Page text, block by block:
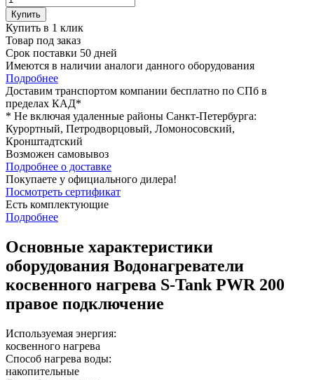
Купить
Купить в 1 клик
Товар под заказ
Срок поставки 50 дней
Имеются в наличии аналоги данного оборудования
Подробнее
Доставим транспортом компании бесплатно по СПб в
пределах КАД*
* Не включая удаленные районы Санкт-Петербурга:
Курортный, Петродворцовый, Ломоносовский,
Кронштадтский
Возможен самовывоз
Подробнее о доставке
Покупаете у официального дилера!
Посмотреть сертификат
Есть комплектующие
Подробнее
Основные характеристики
оборудования Водонагреватели
косвенного нагрева S-Tank PWR 200
правое подключение
Используемая энергия:
косвенного нагрева
Способ нагрева воды:
накопительные